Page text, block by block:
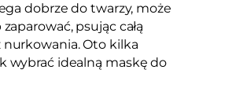
dobrze do twarzy, może
psując całą
nurkowania. Oto kilka
wybrać idealną maskę do